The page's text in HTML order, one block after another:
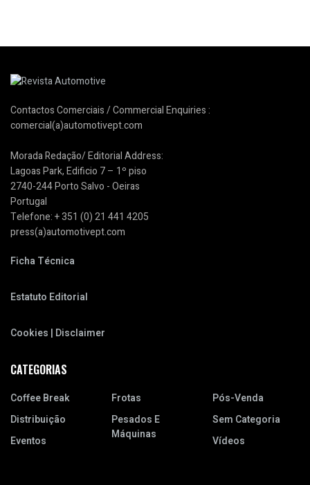
Contactos Comerciais / Commercial Enquiries :
comercial(a)automotivept.com
Morada Redação/ Editorial Address:
Lagoas Park, Edificio 7 – 1º piso
2740-244 Porto Salvo - Oeiras
Portugal
Telefone: + 351 (0) 21 441 4205
press(a)automotivept.com
Ficha Técnica
Estatuto Editorial
Cookies | Disclaimer
CATEGORIAS
Coffee Break
Distribuição
Eventos
Frotas
Pesados E
Máquinas
Pós-Venda
Sem Categoria
Vídeos